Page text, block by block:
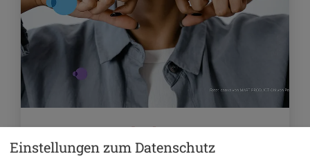
10. Oktober 2026
Gesundheit & Wellness
Einstellungen zum Datenschutz